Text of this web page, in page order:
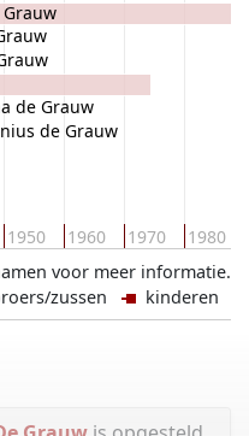
1950 1960 1970 1980
de Grauw
de Grauw
voor meer informatie.
zussen kinderen